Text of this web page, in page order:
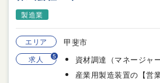
製造業
エリア 甲斐市
求人 5
資材調達（マネージャ
産業用製造装置の【営業